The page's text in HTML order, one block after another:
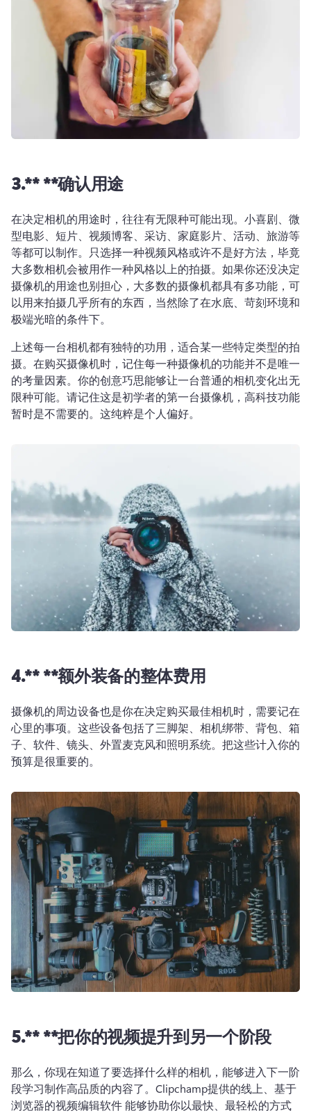
3.** **确认用途
在决定相机的用途时，往往有无限种可能出现。小喜剧、微
型电影、短片、视频博客、采访、家庭影片、活动、旅游等
等都可以制作。只选择一种视频风格或许不是好方法，毕竟
大多数相机会被用作一种风格以上的拍摄。如果你还没决定
摄像机的用途也别担心，大多数的摄像机都具有多功能，可
以用来拍摄几乎所有的东西，当然除了在水底、苛刻环境和
极端光暗的条件下。
上述每一台相机都有独特的功用，适合某一些特定类型的拍
摄。在购买摄像机时，记住每一种摄像机的功能并不是唯一
的考量因素。你的创意巧思能够让一台普通的相机变化出无
限种可能。请记住这是初学者的第一台摄像机，高科技功能
暂时是不需要的。这纯粹是个人偏好。
4.** **额外装备的整体费用
摄像机的周边设备也是你在决定购买最佳相机时，需要记在
心里的事项。这些设备包括了三脚架、相机绑带、背包、箱
子、软件、镜头、外置麦克风和照明系统。把这些计入你的
预算是很重要的。
5.** **把你的视频提升到另一个阶段
那么，你现在知道了要选择什么样的相机，能够进入下一阶
段学习制作高品质的内容了。Clipchamp提供的线上、基于
浏览器的视频编辑软件 能够协助你以最快、最轻松的方式